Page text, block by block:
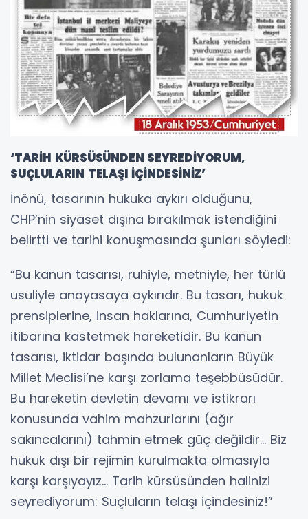
‘TARİH KÜRSÜSÜNDEN SEYREDİYORUM,
SUÇLULARIN TELAŞI İÇİNDESİNİZ’
İnönü, tasarının hukuka aykırı olduğunu,
CHP’nin siyaset dışına bırakılmak istendiğini
belirtti ve tarihi konuşmasında şunları söyledi:
“Bu kanun tasarısı, ruhiyle, metniyle, her türlü
usuliyle anayasaya aykırıdır. Bu tasarı, hukuk
prensiplerine, insan haklarına, Cumhuriyetin
itibarına kastetmek hareketidir. Bu kanun
tasarısı, iktidar başında bulunanların Büyük
Millet Meclisi’ne karşı zorlama teşebbüsüdür.
Bu hareketin devletin devamı ve istikrarı
konusunda vahim mahzurlarını (ağır
sakıncalarını) tahmin etmek güç değildir... Biz
hukuk dışı bir rejimin kurulmakta olmasıyla
karşı karşıyayız... Tarih kürsüsünden halinizi
seyrediyorum: Suçluların telaşı içindesiniz!”